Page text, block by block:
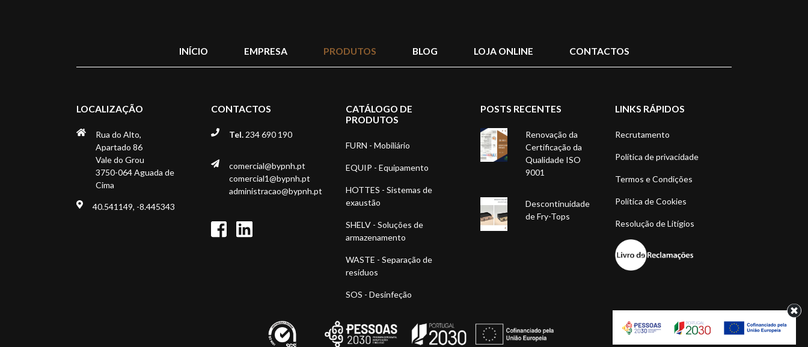
INÍCIO EMPRESA PRODUTOS BLOG LOJA ONLINE CONTACTOS
LOCALIZAÇÃO
Rua do Alto,
Apartado 86
Vale do Grou
3750-064 Aguada de
Cima
40.541149, -8.445343
CONTACTOS
Tel. 234 690 190
comercial@bypnh.pt
comercial1@bypnh.pt
administracao@bypnh.pt
CATÁLOGO DE
PRODUTOS
FURN - Mobiliário
EQUIP - Equipamento
HOTTES - Sistemas de
exaustão
SHELV - Soluções de
armazenamento
WASTE - Separação de
resíduos
SOS - Desinfeção
POSTS RECENTES
Renovação da
Certificação da
Qualidade ISO
9001
Descontinuidade
de Fry-Tops
LINKS RÁPIDOS
Recrutamento
Política de privacidade
Termos e Condições
Política de Cookies
Resolução de Litígios